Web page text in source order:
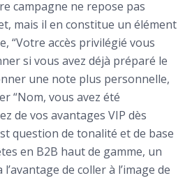
campagne ne repose pas
mais il en constitue un élément
“Votre accès privilégié vous
si vous avez déjà préparé le
une note plus personnelle,
“Nom, vous avez été
de vos avantages VIP dès
question de tonalité et de base
en B2B haut de gamme, un
de coller à l’image de